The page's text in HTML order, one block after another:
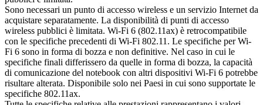
Sono necessari un punto di accesso wireless e un servizio Internet da
acquistare separatamente. La disponibilità di punti di accesso
wireless pubblici è limitata. Wi-Fi 6 (802.11ax) è retrocompatibile
con le specifiche precedenti di Wi-Fi 802.11. Le specifiche per Wi-
Fi 6 sono in forma di bozza e non definitive. Nel caso in cui le
specifiche finali differissero da quelle in forma di bozza, la capacità
di comunicazione del notebook con altri dispositivi Wi-Fi 6 potrebbe
risultare alterata. Disponibile solo nei Paesi in cui sono supportate le
specifiche 802.11ax.